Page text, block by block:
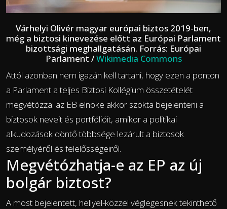
Várhelyi Olivér magyar európai biztos 2019-ben,
még a biztosi kinevezése előtt az Európai Parlament
bizottsági meghallgatásán. Forrás: Európai
Parlament /Wikimedia Commons
Attól azonban nem igazán kell tartani, hogy ezen a ponton
a Parlament a teljes Biztosi Kollégium összetételét
megvétózza: az EB elnöke akkor szokta bejelenteni a
biztosok neveit és portfólióit, amikor a politikai
alkudozások döntő többsége lezárult a biztosok
személyéről és felelősségeiről.
Megvétózhatja-e az EP az új
bolgár biztost?
A most bejelentett, hellyel-közzel véglegesnek tekinthető